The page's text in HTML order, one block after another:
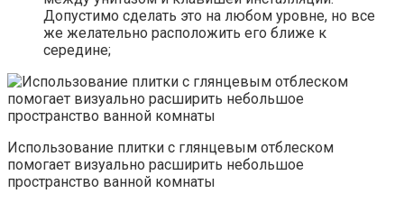
Допустимо сделать это на любом уровне, но все
же желательно расположить его ближе к
середине;
Использование плитки с глянцевым отблеском
помогает визуально расширить небольшое
пространство ванной комнаты